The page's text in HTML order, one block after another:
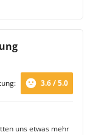
3.6 / 5.0
uns etwas mehr